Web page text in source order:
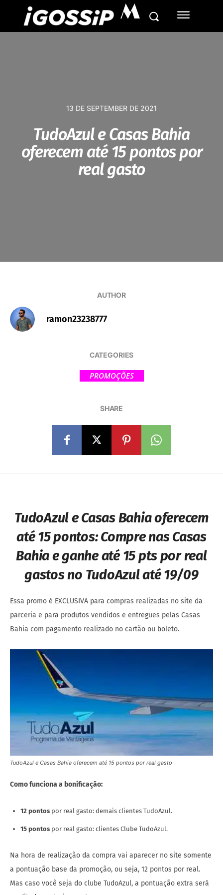
M
13 DE SEPTEMBER DE 2021
TudoAzul e Casas Bahia
oferecem até 15 pontos por
real gasto
AUTHOR
ramon23238777
CATEGORIES
PROMOÇÕES
SHARE
TudoAzul e Casas Bahia oferecem
até 15 pontos: Compre nas Casas
Bahia e ganhe até 15 pts por real
gastos no TudoAzul até 19/09
Essa promo é EXCLUSIVA para compras realizadas no site da
parceria e para produtos vendidos e entregues pelas Casas
Bahia com pagamento realizado no cartão ou boleto.
TudoAzul e Casas Bahia oferecem até 15 pontos por real gasto
Como funciona a bonificação:
12 pontos por real gasto: demais clientes TudoAzul.
15 pontos por real gasto: clientes Clube TudoAzul.
Na hora de realização da compra vai aparecer no site somente
a pontuação base da promoção, ou seja, 12 pontos por real.
Mas caso você seja do clube TudoAzul, a pontuação extra será